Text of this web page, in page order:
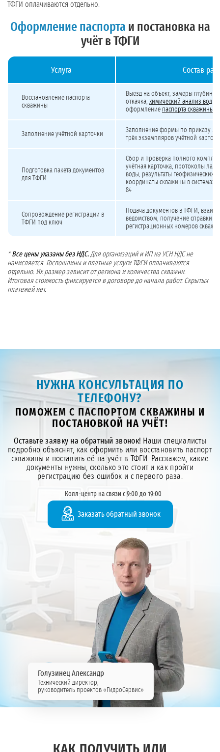
ТФГИ оплачиваются отдельно.
Оформление паспорта и постановка на
учёт в ТФГИ
Услуга Состав
Восстановление паспорта
скважины
Выезд на объект, замеры глубины
откачка, химический анализ воды
оформление паспорта скважины
Заполнение учётной карточки
Заполнение формы по приказу
трёх экземпляров учётной
Подготовка пакета документов
для ТФГИ
Сбор и проверка полного
учётная карточка, протоколы
воды, результаты геофизических
координаты скважины в системах
84
Сопровождение регистрации в
ТФГИ под ключ
Подача документов в ТФГИ,
ведомством, получение справки о
регистрационных номеров
* Все цены указаны без НДС. Для организаций и ИП на УСН НДС не
начисляется. Госпошлины и платные услуги ТФГИ оплачиваются
отдельно. Их размер зависит от региона и количества скважин.
Итоговая стоимость фиксируется в договоре до начала работ. Скрытых
платежей нет.
НУЖНА КОНСУЛЬТАЦИЯ ПО
ТЕЛЕФОНУ?
ПОМОЖЕМ С ПАСПОРТОМ СКВАЖИНЫ И
ПОСТАНОВКОЙ НА УЧЁТ!
Оставьте заявку на обратный звонок! Наши специалисты
подробно объяснят, как оформить или восстановить паспорт
скважины и поставить её на учёт в ТФГИ. Расскажем, какие
документы нужны, сколько это стоит и как пройти
регистрацию без ошибок и с первого раза.
Колл-центр на связи с 9:00 до 19:00
Заказать обратный звонок
Голузинец Александр
Технический директор,
руководитель проектов «ГидроСервис»